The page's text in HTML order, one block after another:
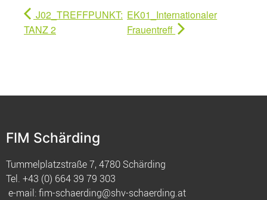
J02_TREFFPUNKT:
TANZ 2
EK01_Internationaler
Frauentreff
FIM Schärding
Tummelplatzstraße 7, 4780 Schärding
Tel. +43 (0) 664 39 79 303
e-mail:fim-schaerding@shv-schaerding.at